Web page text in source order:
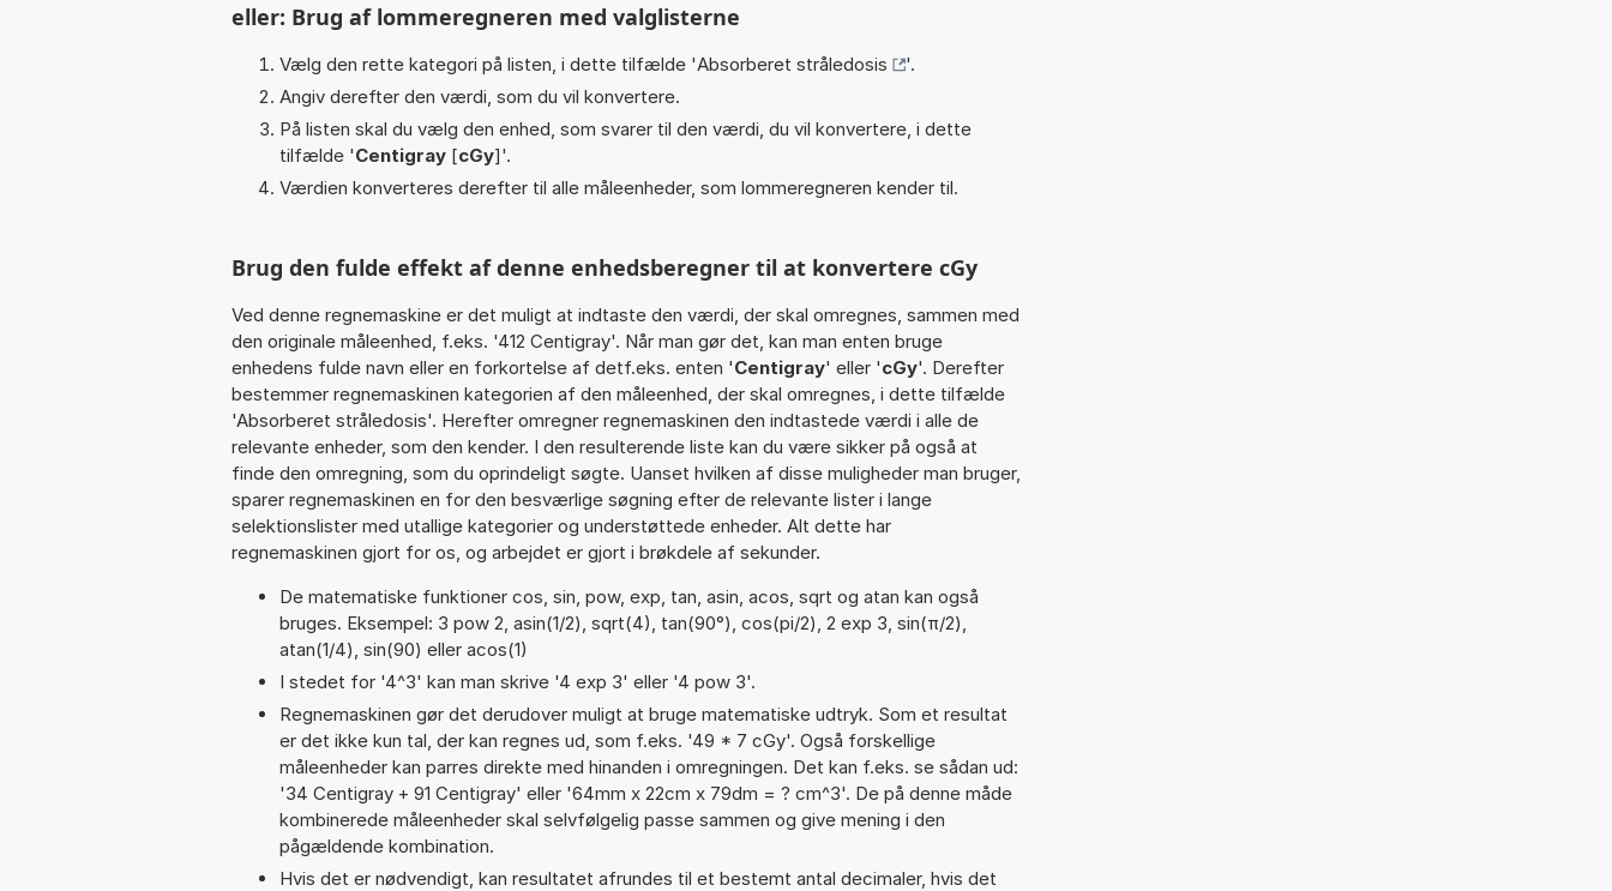
eller: Brug af lommeregneren med valglisterne
Vælg den rette kategori på listen, i dette tilfælde 'Absorberet stråledosis
'.
Angiv derefter den værdi, som du vil konvertere.
På listen skal du vælg den enhed, som svarer til den værdi, du vil konvertere, i dette
tilfælde 'Centigray [cGy]'.
Værdien konverteres derefter til alle måleenheder, som lommeregneren kender til.
Brug den fulde effekt af denne enhedsberegner til at konvertere cGy
Ved denne regnemaskine er det muligt at indtaste den værdi, der skal omregnes, sammen med
den originale måleenhed, f.eks. '412 Centigray'. Når man gør det, kan man enten bruge
enhedens fulde navn eller en forkortelse af detf.eks. enten 'Centigray' eller 'cGy'. Derefter
bestemmer regnemaskinen kategorien af den måleenhed, der skal omregnes, i dette tilfælde
'Absorberet stråledosis'. Herefter omregner regnemaskinen den indtastede værdi i alle de
relevante enheder, som den kender. I den resulterende liste kan du være sikker på også at
finde den omregning, som du oprindeligt søgte. Uanset hvilken af disse muligheder man bruger,
sparer regnemaskinen en for den besværlige søgning efter de relevante lister i lange
selektionslister med utallige kategorier og understøttede enheder. Alt dette har
regnemaskinen gjort for os, og arbejdet er gjort i brøkdele af sekunder.
De matematiske funktioner cos, sin, pow, exp, tan, asin, acos, sqrt og atan kan også
bruges. Eksempel: 3 pow 2, asin(1/2), sqrt(4), tan(90°), cos(pi/2), 2 exp 3, sin(π/2),
atan(1/4), sin(90) eller acos(1)
I stedet for '4^3' kan man skrive '4 exp 3' eller '4 pow 3'.
Regnemaskinen gør det derudover muligt at bruge matematiske udtryk. Som et resultat
er det ikke kun tal, der kan regnes ud, som f.eks. '49 * 7 cGy'. Også forskellige
måleenheder kan parres direkte med hinanden i omregningen. Det kan f.eks. se sådan ud:
'34 Centigray + 91 Centigray' eller '64mm x 22cm x 79dm = ? cm^3'. De på denne måde
kombinerede måleenheder skal selvfølgelig passe sammen og give mening i den
pågældende kombination.
Hvis det er nødvendigt, kan resultatet afrundes til et bestemt antal decimaler, hvis det